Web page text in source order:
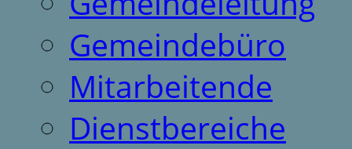
Gemeindebüro
Mitarbeitende
Dienstbereiche